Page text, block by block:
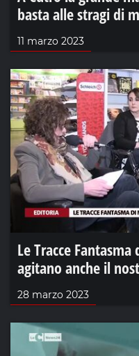
basta alle stragi di
11 marzo 2023
Le Tracce
agitano anche il
28 marzo 2023